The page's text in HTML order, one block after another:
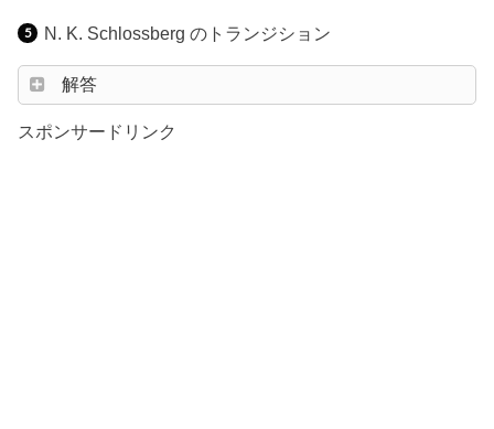
N. K. Schlossberg のトランジション
解答
スポンサードリンク